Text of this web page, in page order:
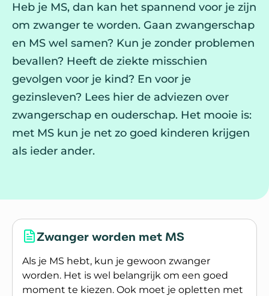
Heb je MS, dan kan het spannend voor je zijn
om zwanger te worden. Gaan zwangerschap
en MS wel samen? Kun je zonder problemen
bevallen? Heeft de ziekte misschien
gevolgen voor je kind? En voor je
gezinsleven? Lees hier de adviezen over
zwangerschap en ouderschap. Het mooie is:
met MS kun je net zo goed kinderen krijgen
als ieder ander.
Artikelen
Zwanger worden met MS
Als je MS hebt, kun je gewoon zwanger
worden. Het is wel belangrijk om een goed
moment te kiezen. Ook moet je opletten met